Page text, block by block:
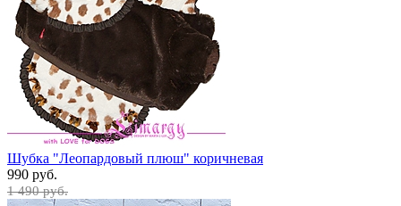
Шубка "Леопардовый плюш" коричневая
990 руб.
1 490 руб.